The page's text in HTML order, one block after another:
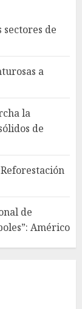
de
a
la
de
de
Américo